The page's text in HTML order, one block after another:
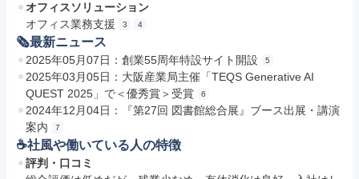
オフィスソリューション
オフィス業務支援
3 4
🗞最新ニュース
2025年05月07日：創業55周年特設サイト開設 5
2025年03月05日：大阪産業局主催「TEQS Generative AI
QUEST 2025」で＜優秀賞＞受賞
6
2024年12月04日：『第27回 図書館総合展』ブース出展・講演
案内
7
☕️社風や働いている人の特徴
評判・口コミ